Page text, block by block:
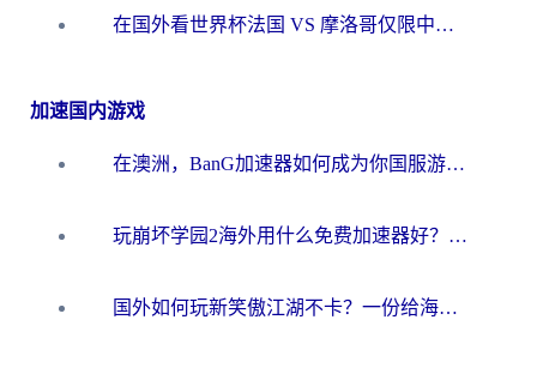
在国外看世界杯法国 VS 摩洛哥仅限中国大陆？海外党这样看中文解说赛事不卡顿
加速国内游戏
在澳洲，BanG加速器如何成为你国服游戏的“时光机”？
玩崩坏学园2海外用什么免费加速器好？2026海外党亲测国服游戏加速指南
国外如何玩新笑傲江湖不卡？一份给海外游子的终极网络指南